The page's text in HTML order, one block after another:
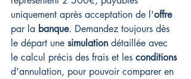
uniquement après acceptation de l'offre
par la banque. Demandez toujours dès
le départ une simulation détaillée avec
le calcul précis des frais et les conditions
d'annulation, pour pouvoir comparer en